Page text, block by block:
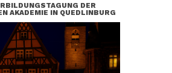
DER
AKADEMIE IN QUEDLINBURG